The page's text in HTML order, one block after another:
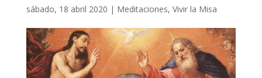
sábado, 18 abril 2020 | Meditaciones, Vivir la Misa